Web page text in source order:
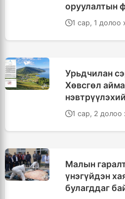
оруулалтын
эхэллээ
1 сар, 1 долоо
Урьдчилан
Хөвсгөл
1 сар, 2 долоо
Малын
үнэгүйдэн
булагддаг